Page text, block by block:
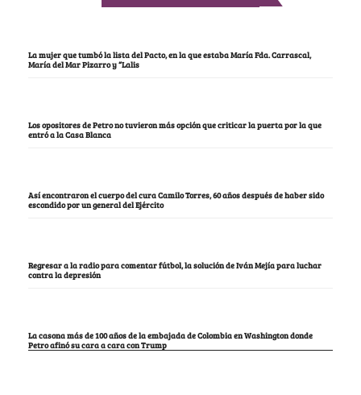
La mujer que tumbó la lista del Pacto, en la que estaba María Fda. Carrascal,
María del Mar Pizarro y “Lalis
Los opositores de Petro no tuvieron más opción que criticar la puerta por la que
entró a la Casa Blanca
Así encontraron el cuerpo del cura Camilo Torres, 60 años después de haber sido
escondido por un general del Ejército
Regresar a la radio para comentar fútbol, la solución de Iván Mejía para luchar
contra la depresión
La casona más de 100 años de la embajada de Colombia en Washington donde
Petro afinó su cara a cara con Trump